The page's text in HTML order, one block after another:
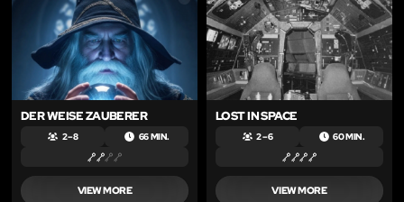
DER WEISE ZAUBERER
2 – 8 66 MIN.
VIEW MORE
LOST IN SPACE
2 – 6 60 MIN.
VIEW MORE